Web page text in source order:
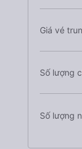
Giá vé
Số lượng
Số lượng